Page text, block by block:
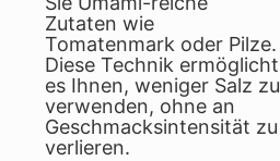
Zutaten wie
Tomatenmark oder Pilze.
Diese Technik ermöglicht
es Ihnen, weniger Salz zu
verwenden, ohne an
Geschmacksintensität zu
verlieren.